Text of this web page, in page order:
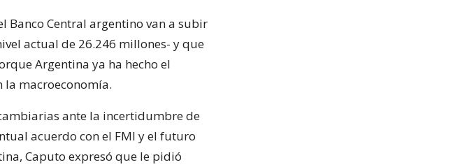
Banco Central argentino van a subir
actual de 26.246 millones- y que
Argentina ya ha hecho el
la macroeconomía.
ante la incertidumbre de
acuerdo con el FMI y el futuro
Caputo expresó que le pidió